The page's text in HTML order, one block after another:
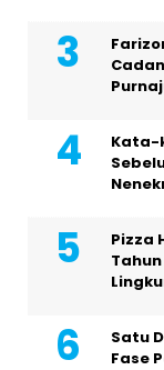
Kata-
Pizza
Satu
Fase